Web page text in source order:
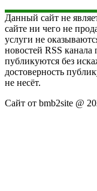
Данный сайт не
сайте ни чего не
услуги не
новостей RSS
публикуются без
достоверность
не несёт.
Сайт от bmb2site @